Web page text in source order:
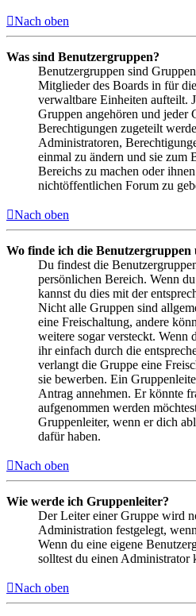
Nach oben
Was sind Benutzergruppen?
Benutzergruppen sind
Mitglieder des Boards in für
verwaltbare Einheiten aufteilt.
Gruppen angehören und jeder
Berechtigungen zugeteilt
Administratoren,
einmal zu ändern und sie zum
Bereichs zu machen oder
nichtöffentlichen Forum zu
Nach oben
Wo finde ich die Benutzergruppen
Du findest die
persönlichen Bereich. Wenn
kannst du dies mit der
Nicht alle Gruppen sind
eine Freischaltung, andere
weitere sogar versteckt. Wenn
ihr einfach durch die
verlangt die Gruppe eine
sie bewerben. Ein
Antrag annehmen. Er könnte
aufgenommen werden
Gruppenleiter, wenn er dich
dafür haben.
Nach oben
Wie werde ich Gruppenleiter?
Der Leiter einer Gruppe wird
Administration festgelegt,
Wenn du eine eigene
solltest du einen Administrator
Nach oben